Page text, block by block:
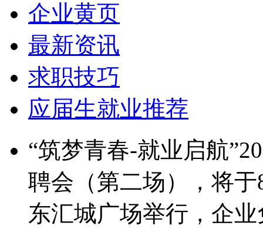
企业黄页
最新资讯
求职技巧
应届生就业推荐
“筑梦青春-就业启航
聘会（第二场），将
东汇城广场举行，企